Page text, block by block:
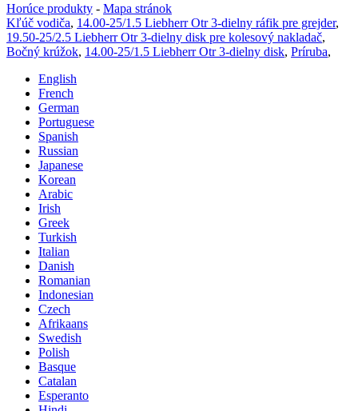
Horúce produkty - Mapa stránok
Kľúč vodiča, 14.00-25/1.5 Liebherr Otr 3-dielny ráfik pre grejder,
19.50-25/2.5 Liebherr Otr 3-dielny disk pre kolesový nakladač,
Bočný krúžok, 14.00-25/1.5 Liebherr Otr 3-dielny disk, Príruba,
English
French
German
Portuguese
Spanish
Russian
Japanese
Korean
Arabic
Irish
Greek
Turkish
Italian
Danish
Romanian
Indonesian
Czech
Afrikaans
Swedish
Polish
Basque
Catalan
Esperanto